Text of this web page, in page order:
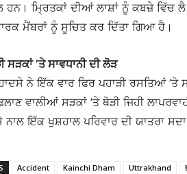
ਹਨ। ਮ੍ਰਿਤਕਾਂ ਦੀਆਂ ਲਾਸ਼ਾਂ ਨੂੰ ਕਬਜ਼ੇ ਵਿੱਚ
ਮੈਂਬਰਾਂ ਨੂੰ ਸੂਚਿਤ ਕਰ ਦਿੱਤਾ ਗਿਆ ਹੈ।
ਸੜਕਾਂ ’ਤੇ ਸਾਵਧਾਨੀ ਦੀ ਲੋੜ
ਨੇ ਇੱਕ ਵਾਰ ਫਿਰ ਪਹਾੜੀ ਰਸਤਿਆਂ ’ਤੇ
ਵਾਲੀਆਂ ਸੜਕਾਂ ’ਤੇ ਥੋੜੀ ਜਿਹੀ
ਨਾਲ ਇੱਕ ਖੁਸ਼ਹਾਲ ਪਰਿਵਾਰ ਦੀ ਯਾਤਰਾ
Accident Kainchi Dham Uttrakhand